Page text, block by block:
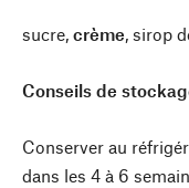
sucre, crème, sirop
Conseils de
Conserver au
dans les 4 à 6